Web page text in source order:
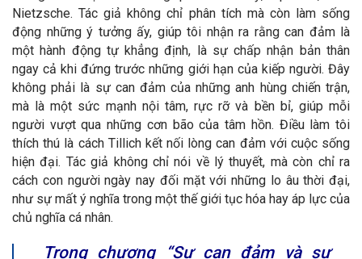
Nietzsche. Tác giả không chỉ phân tích mà còn làm sống
động những ý tưởng ấy, giúp tôi nhận ra rằng can đảm là
một hành động tự khẳng định, là sự chấp nhận bản thân
ngay cả khi đứng trước những giới hạn của kiếp người. Đây
không phải là sự can đảm của những anh hùng chiến trận,
mà là một sức mạnh nội tâm, rực rỡ và bền bỉ, giúp mỗi
người vượt qua những cơn bão của tâm hồn. Điều làm tôi
thích thú là cách Tillich kết nối lòng can đảm với cuộc sống
hiện đại. Tác giả không chỉ nói về lý thuyết, mà còn chỉ ra
cách con người ngày nay đối mặt với những lo âu thời đại,
như sự mất ý nghĩa trong một thế giới tục hóa hay áp lực của
chủ nghĩa cá nhân.
Trong chương “Sự can đảm và sự